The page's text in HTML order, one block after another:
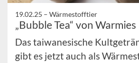
19.02.25 – Wärmestofftier
„Bubble Tea“ von Warmies
Das taiwanesische
gibt es jetzt auch als